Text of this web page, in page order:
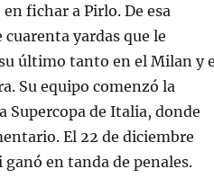
fichar a Pirlo. De esa
yardas que le
último tanto en el Milan y
Su equipo comenzó la
Supercopa de Italia, donde
El 22 de diciembre
en tanda de penales.